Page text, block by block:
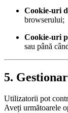
Cookie-uri
browserului;
Cookie-uri
sau până
5.
Utilizatorii pot
Aveți următoarele